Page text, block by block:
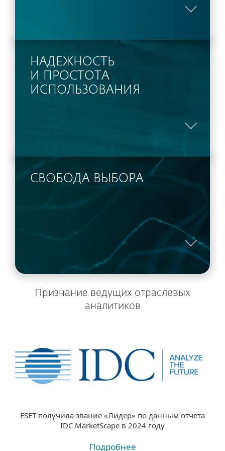
НАДЕЖНОСТЬ
И ПРОСТОТА
ИСПОЛЬЗОВАНИЯ
СВОБОДА ВЫБОРА
Признание ведущих отраслевых
аналитиков
ESET получила звание «Лидер» по данным отчета
IDC MarketScape в 2024 году
Подробнее